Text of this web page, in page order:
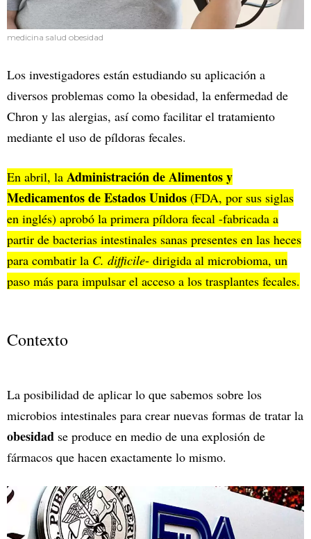
medicina salud obesidad
Los investigadores están estudiando su aplicación a
diversos problemas como la obesidad, la enfermedad de
Chron y las alergias, así como facilitar el tratamiento
mediante el uso de píldoras fecales.
En abril, la Administración de Alimentos y
Medicamentos de Estados Unidos (FDA, por sus siglas
en inglés) aprobó la primera píldora fecal -fabricada a
partir de bacterias intestinales sanas presentes en las heces
para combatir la C. difficile- dirigida al microbioma, un
paso más para impulsar el acceso a los trasplantes fecales.
Contexto
La posibilidad de aplicar lo que sabemos sobre los
microbios intestinales para crear nuevas formas de tratar la
obesidad se produce en medio de una explosión de
fármacos que hacen exactamente lo mismo.